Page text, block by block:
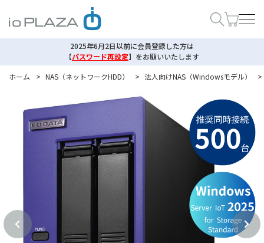
2025年6月2日以前に会員登録した方は
【パスワード再設定】 をお願いいたします
ホーム
> NAS（ネットワークHDD） > 法人向けNAS（Windowsモデル） >